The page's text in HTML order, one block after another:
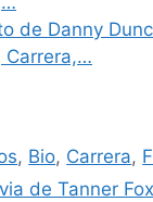
de Danny
Carrera,…
, Bio, Carrera,
de Tanner Fox